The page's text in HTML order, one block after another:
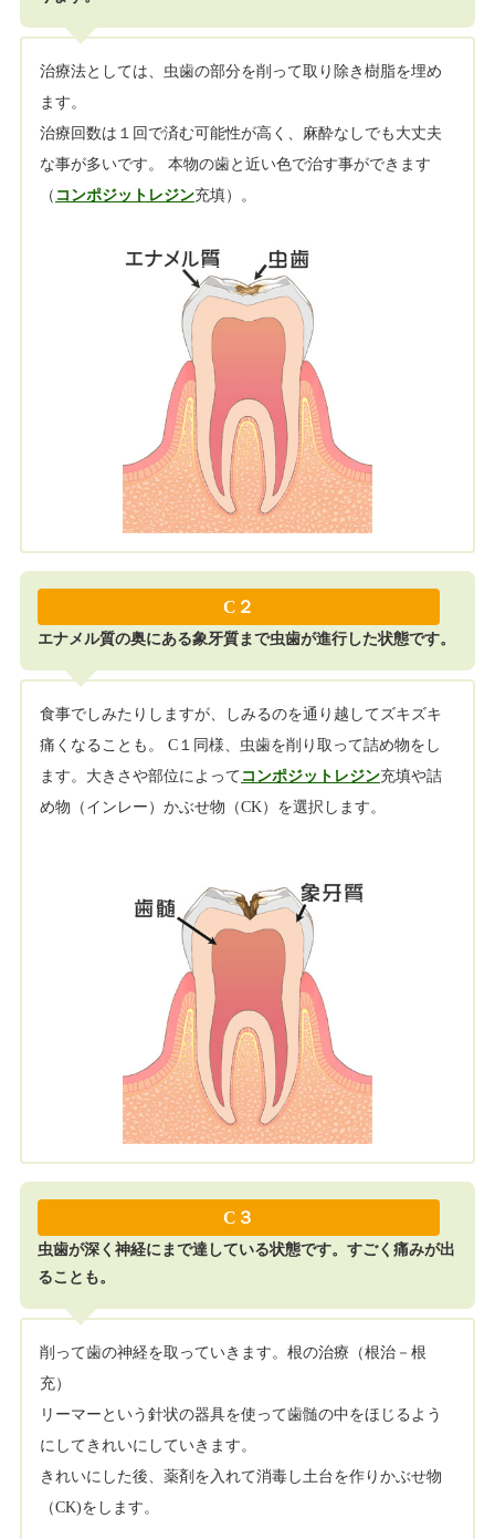
治療法としては、虫歯の部分を削って取り除き樹脂を埋め
ます。
治療回数は１回で済む可能性が高く、麻酔なしでも大丈夫
な事が多いです。 本物の歯と近い色で治す事ができます
（ コンポジットレジン充填）。
C２
エナメル質の奥にある象牙質まで虫歯が進行した状態です。
食事でしみたりしますが、しみるのを通り越してズキズキ
痛くなることも。 C１同様、虫歯を削り取って詰め物をし
ます。大きさや部位によって コンポジットレジン充填や詰
め物（インレー）かぶせ物（CK）を選択します。
C３
虫歯が深く神経にまで達している状態です。すごく痛みが出
ることも。
削って歯の神経を取っていきます。根の治療（根治－根
充）
リーマーという針状の器具を使って歯髄の中をほじるよう
にしてきれいにしていきます。
きれいにした後、薬剤を入れて消毒し土台を作りかぶせ物
（CK)をします。